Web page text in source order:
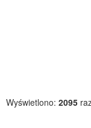
Wyświetlono: 2095